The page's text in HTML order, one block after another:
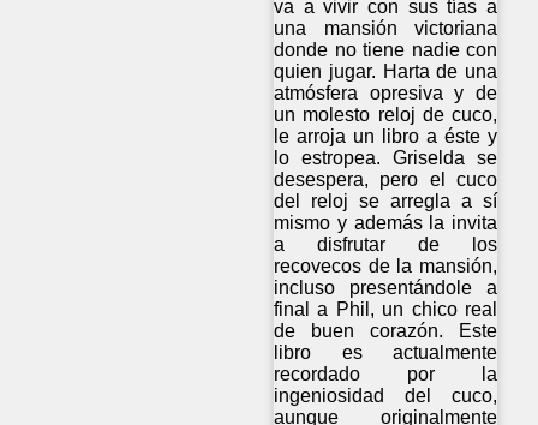
va a vivir con sus tías a
una mansión victoriana
donde no tiene nadie con
quien jugar. Harta de una
atmósfera opresiva y de
un molesto reloj de cuco,
le arroja un libro a éste y
lo estropea. Griselda se
desespera, pero el cuco
del reloj se arregla a sí
mismo y además la invita
a disfrutar de los
recovecos de la mansión,
incluso presentándole a
final a Phil, un chico real
de buen corazón. Este
libro es actualmente
recordado por la
ingeniosidad del cuco,
aunque originalmente